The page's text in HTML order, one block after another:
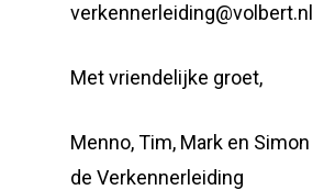
verkennerleiding@volbert.nl
Met vriendelijke groet,
Menno, Tim, Mark en Simon
de Verkennerleiding